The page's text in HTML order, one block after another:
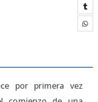
por primera vez